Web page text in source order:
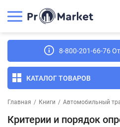
8-800-201-66-76
КАТАЛОГ ТОВАРОВ
Главная / Книги / Автомобильный
Критерии и порядок